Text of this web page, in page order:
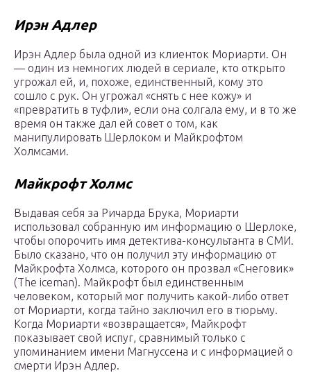
Ирэн Адлер
Ирэн Адлер была одной из клиенток Мориарти. Он
— один из немногих людей в сериале, кто открыто
угрожал ей, и, похоже, единственный, кому это
сошло с рук. Он угрожал «снять с нее кожу» и
«превратить в туфли», если она солгала ему, и в то же
время он также дал ей совет о том, как
манипулировать Шерлоком и Майкрофтом
Холмсами.
Майкрофт Холмс
Выдавая себя за Ричарда Брука, Мориарти
использовал собранную им информацию о Шерлоке,
чтобы опорочить имя детектива-консультанта в СМИ.
Было сказано, что он получил эту информацию от
Майкрофта Холмса, которого он прозвал «Снеговик»
(The iceman). Майкрофт был единственным
человеком, который мог получить какой-либо ответ
от Мориарти, когда тайно заключил его в тюрьму.
Когда Мориарти «возвращается», Майкрофт
показывает свой испуг, сравнимый только с
упоминанием имени Магнуссена и с информацией о
смерти Ирэн Адлер.